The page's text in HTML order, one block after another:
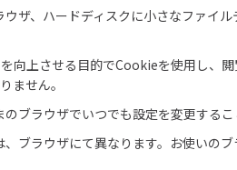
ザ、ハードディスクに小さなファイ
向上させる目的でCookieを使用し、
ません。
ブラウザでいつでも設定を変更するこ
ブラウザにて異なります。お使いのブ